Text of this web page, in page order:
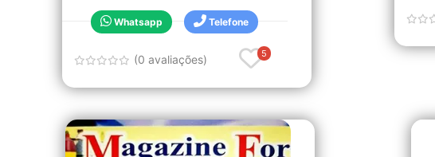
Whatsapp Telefone
(0 avaliações) 5